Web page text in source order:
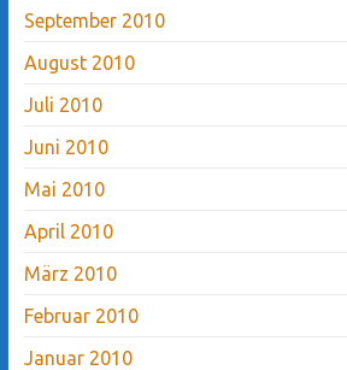
September 2010
August 2010
Juli 2010
Juni 2010
Mai 2010
April 2010
März 2010
Februar 2010
Januar 2010